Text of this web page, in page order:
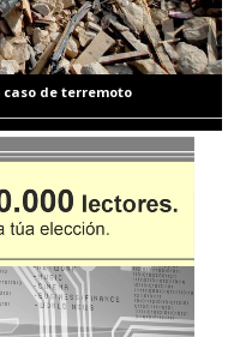
caso de terremoto